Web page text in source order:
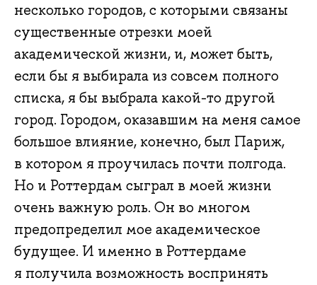
несколько городов, с которыми связаны
существенные отрезки моей
академической жизни, и, может быть,
если бы я выбирала из совсем полного
списка, я бы выбрала какой-то другой
город. Городом, оказавшим на меня самое
большое влияние, конечно, был Париж,
в котором я проучилась почти полгода.
Но и Роттердам сыграл в моей жизни
очень важную роль. Он во многом
предопределил мое академическое
будущее. И именно в Роттердаме
я получила возможность воспринять